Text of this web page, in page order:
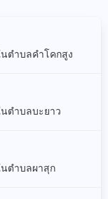
ตำบลคำโคกสูง
ตำบลบะยาว
นตำบลผาสุก